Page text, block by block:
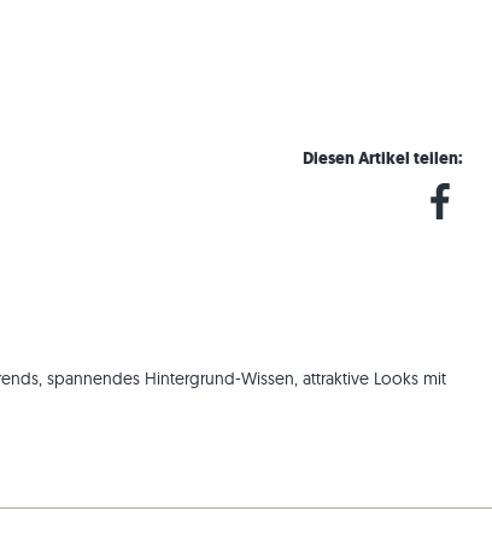
Diesen Artikel teilen:
Facebook
spannendes Hintergrund-Wissen, attraktive Looks mit